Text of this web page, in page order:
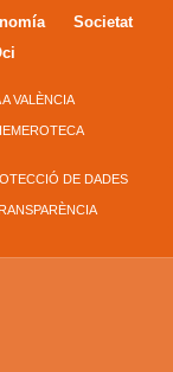
Societat
VALÈNCIA
DE DADES